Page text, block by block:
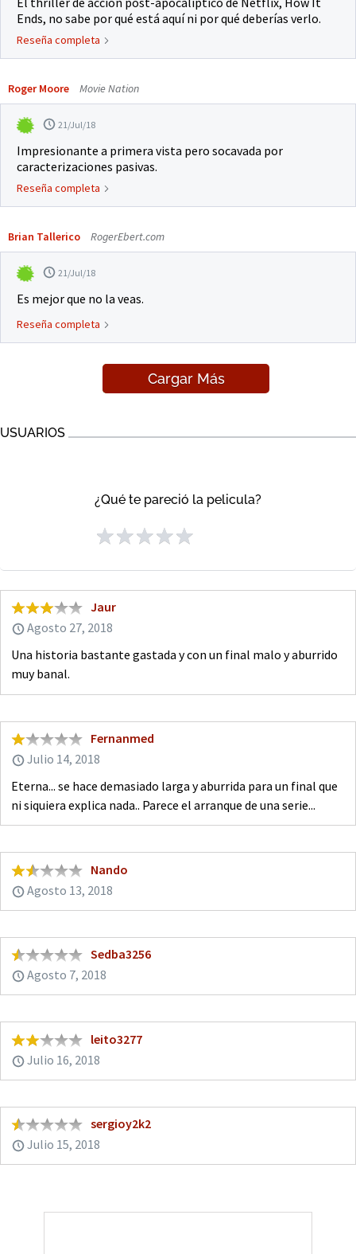
Ends, no sabe por qué está aquí ni por qué deberías verlo.
Reseña completa
Roger Moore Movie Nation
21/Jul/18
Impresionante a primera vista pero socavada por
caracterizaciones pasivas.
Reseña completa
Brian Tallerico RogerEbert.com
21/Jul/18
Es mejor que no la veas.
Reseña completa
Cargar Más
USUARIOS
¿Qué te pareció la pelicula?
Jaur
Agosto 27, 2018
Una historia bastante gastada y con un final malo y aburrido
muy banal.
Fernanmed
Julio 14, 2018
Eterna... se hace demasiado larga y aburrida para un final que
ni siquiera explica nada.. Parece el arranque de una serie...
Nando
Agosto 13, 2018
Sedba3256
Agosto 7, 2018
leito3277
Julio 16, 2018
sergioy2k2
Julio 15, 2018